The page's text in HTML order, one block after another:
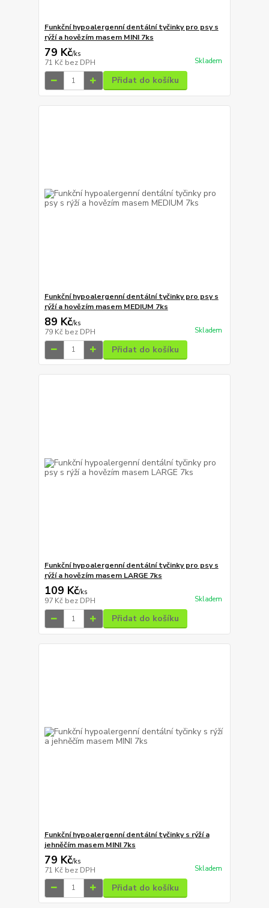
Funkční hypoalergenní dentální tyčinky pro psy s
rýží a hovězím masem MINI 7ks
79 Kč/ks
71 Kč bez DPH Skladem
Přidat do košíku
Funkční hypoalergenní dentální tyčinky pro psy s
rýží a hovězím masem MEDIUM 7ks
89 Kč/ks
79 Kč bez DPH Skladem
Přidat do košíku
Funkční hypoalergenní dentální tyčinky pro psy s
rýží a hovězím masem LARGE 7ks
109 Kč/ks
97 Kč bez DPH Skladem
Přidat do košíku
Funkční hypoalergenní dentální tyčinky s rýží a
jehněčím masem MINI 7ks
79 Kč/ks
71 Kč bez DPH Skladem
Přidat do košíku